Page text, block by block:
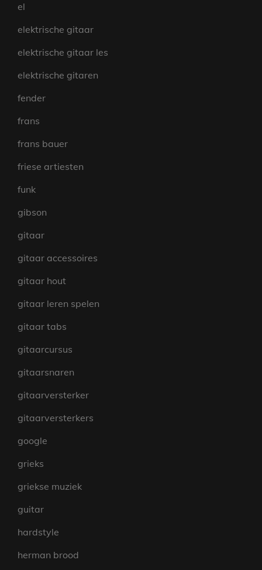
el
elektrische gitaar
elektrische gitaar les
elektrische gitaren
fender
frans
frans bauer
friese artiesten
funk
gibson
gitaar
gitaar accessoires
gitaar hout
gitaar leren spelen
gitaar tabs
gitaarcursus
gitaarsnaren
gitaarversterker
gitaarversterkers
google
grieks
griekse muziek
guitar
hardstyle
herman brood